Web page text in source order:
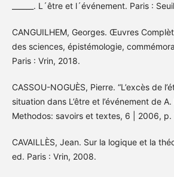
______. L´être et l´événement. Paris :
CANGUILHEM, Georges. Œuvres
des sciences, épistémologie,
Paris : Vrin, 2018.
CASSOU-NOGUÈS, Pierre. “L’excès de
situation dans L’être et l’événement de A.
Methodos: savoirs et textes, 6 | 2006, p.
CAVAILLÈS, Jean. Sur la logique et la
ed. Paris : Vrin, 2008.